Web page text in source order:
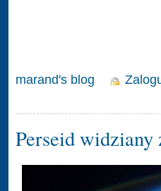
marand's blog
Perseid